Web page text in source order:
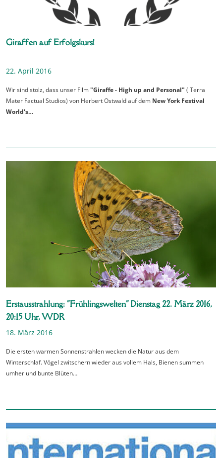
Giraffen auf Erfolgskurs!
22. April 2016
Wir sind stolz, dass unser Film"Giraffe - High up and Personal" ( Terra
Mater Factual Studios) von Herbert Ostwald auf dem New York Festival
World's…
Erstausstrahlung: "Frühlingswelten" Dienstag 22. März 2016,
20:15 Uhr, WDR
18. März 2016
Die ersten warmen Sonnenstrahlen wecken die Natur aus dem
Winterschlaf. Vögel zwitschern wieder aus vollem Hals, Bienen summen
umher und bunte Blüten…